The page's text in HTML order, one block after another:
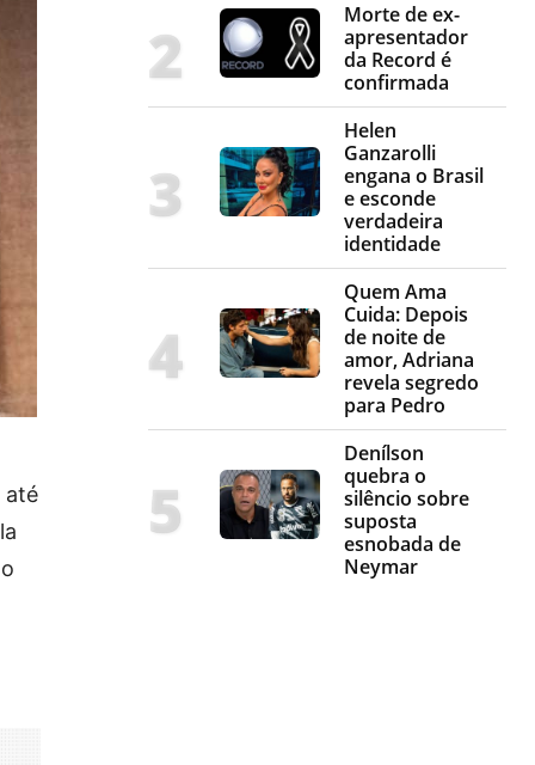
até
Morte de ex-
apresentador
da Record é
confirmada
Helen
Ganzarolli
engana o Brasil
e esconde
verdadeira
identidade
Quem Ama
Cuida: Depois
de noite de
amor, Adriana
revela segredo
para Pedro
Denílson
quebra o
silêncio sobre
suposta
esnobada de
Neymar